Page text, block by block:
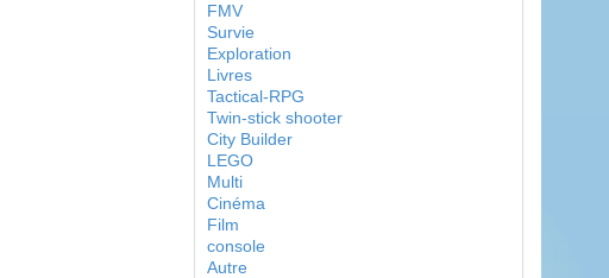
FMV
Survie
Exploration
Livres
Tactical-RPG
Twin-stick shooter
City Builder
LEGO
Multi
Cinéma
Film
console
Autre